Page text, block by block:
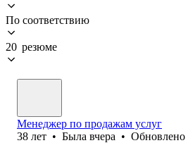
По соответствию
20 резюме
Менеджер по продажам услуг
38 лет • Была вчера • Обновлено